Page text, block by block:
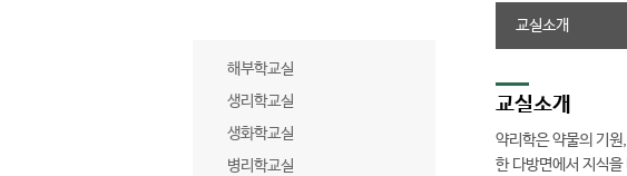
해부학교실
생리학교실
생화학교실
병리학교실
교실소개
교실소개
약리학은 약물의 기
한 다방면에서 지식